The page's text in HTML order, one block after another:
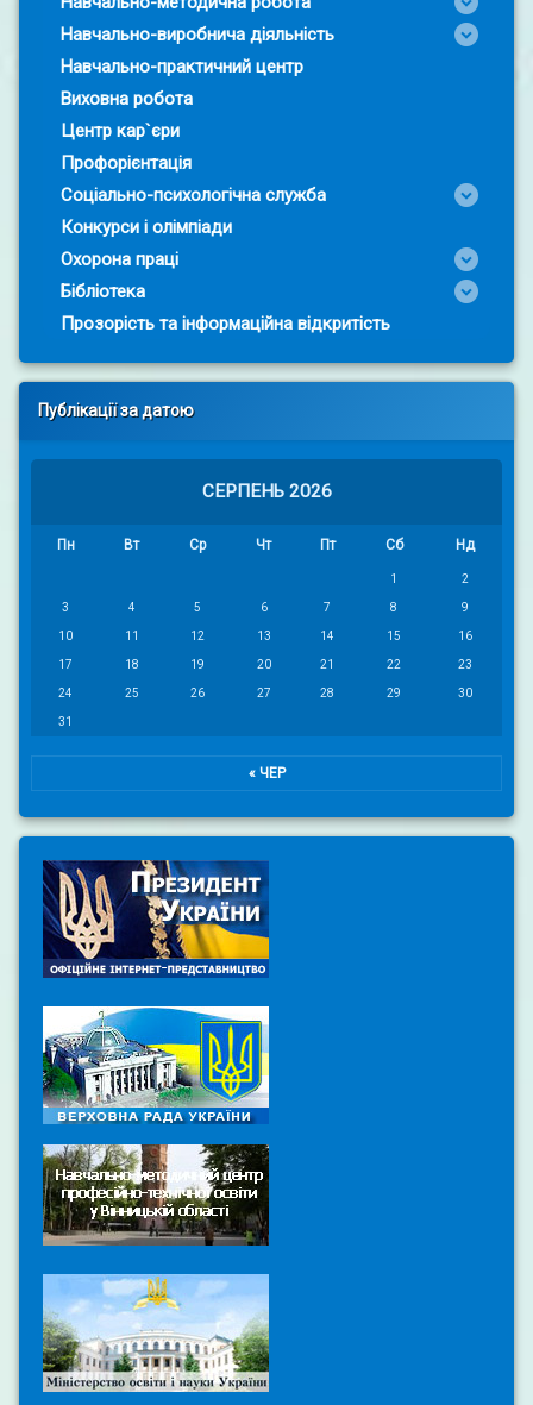
Навчально-виробнича діяльність
Навчально-практичний центр
Виховна робота
Центр кар`єри
Профорієнтація
Соціально-психологічна служба
Конкурси і олімпіади
Охорона праці
Бібліотека
Прозорість та інформаційна відкритість
Публікації за датою
СЕРПЕНЬ 2026
Пн Вт Ср Чт Пт Сб Нд
1 2
3 4 5 6 7 8 9
10 11 12 13 14 15 16
17 18 19 20 21 22 23
24 25 26 27 28 29 30
31
« ЧЕР